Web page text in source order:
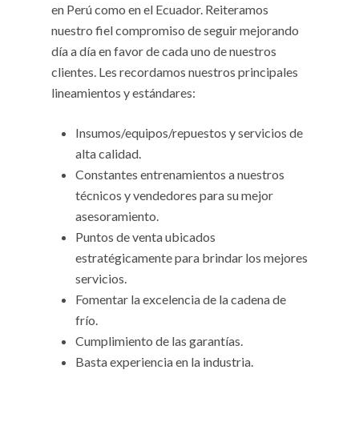
en Perú como en el Ecuador. Reiteramos
nuestro fiel compromiso de seguir mejorando
día a día en favor de cada uno de nuestros
clientes. Les recordamos nuestros principales
lineamientos y estándares:
Insumos/equipos/repuestos y servicios de
alta calidad.
Constantes entrenamientos a nuestros
técnicos y vendedores para su mejor
asesoramiento.
Puntos de venta ubicados
estratégicamente para brindar los mejores
servicios.
Fomentar la excelencia de la cadena de
frío.
Cumplimiento de las garantías.
Basta experiencia en la industria.